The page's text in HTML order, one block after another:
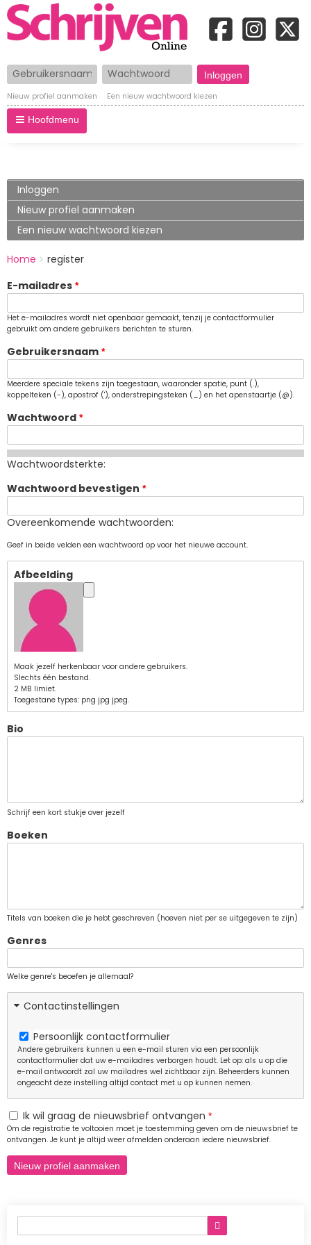
Gebruikersnaam Wachtwoord
Nieuw profiel aanmaken Een nieuw wachtwoord kiezen
Hoofdmenu
Primary
tabs
Inloggen
Nieuw profiel aanmaken
tabblad)
Een nieuw wachtwoord kiezen
BREADCRUMBS
You
here:
Home
register
E-mailadres
Het e-mailadres wordt niet openbaar gemaakt, tenzij je contactformulier
gebruikt om andere gebruikers berichten te sturen.
Gebruikersnaam
Meerdere speciale tekens zijn toegestaan, waaronder spatie, punt (.),
koppelteken (-), apostrof ('), onderstrepingsteken (_) en het apenstaartje (@).
Wachtwoord
Wachtwoordsterkte:
Wachtwoord bevestigen
Overeenkomende wachtwoorden:
Geef in beide velden een wachtwoord op voor het nieuwe account.
Afbeelding
Maak jezelf herkenbaar voor andere gebruikers.
Slechts één bestand.
2 MB limiet.
Toegestane types: png jpg jpeg.
Bio
Schrijf een kort stukje over jezelf
Boeken
Titels van boeken die je hebt geschreven (hoeven niet per se uitgegeven te zijn)
Genres
Welke genre's beoefen je allemaal?
Contactinstellingen
Persoonlijk contactformulier
Andere gebruikers kunnen u een e-mail sturen via een persoonlijk
contactformulier dat uw e-mailadres verborgen houdt. Let op: als u op die
e-mail antwoordt zal uw mailadres wel zichtbaar zijn. Beheerders kunnen
ongeacht deze instelling altijd contact met u op kunnen nemen.
Ik wil graag de nieuwsbrief ontvangen
Om de registratie te voltooien moet je toestemming geven om de nieuwsbrief te
ontvangen. Je kunt je altijd weer afmelden onderaan iedere nieuwsbrief.